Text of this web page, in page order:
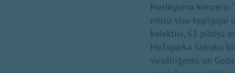
Noslēguma koncerts
mūsu visu kopīgajai
kolektīvi, 61 pūtēju
Mežaparka Sidraba
virsdiriģentu un